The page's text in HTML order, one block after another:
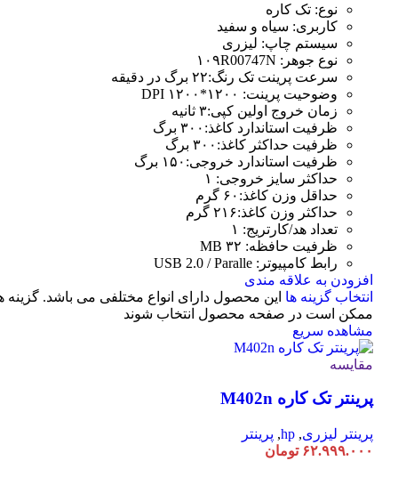
نوع: تک کاره
کاربری: سیاه و سفید
سیستم چاپ: لیزری
نوع جوهر: ۱۰۹R00747N
سرعت پرینت تک رنگ:۲۲ برگ در دقیقه
وضوحیت پرینت: ۱۲۰۰*۱۲۰۰ DPI
زمان خروج اولین کپی:۳ ثانیه
ظرفیت استاندارد کاغذ:۳۰۰ برگ
ظرفیت حداکثر کاغذ:۳۰۰ برگ
ظرفیت استاندارد خروجی:۱۵۰ برگ
حداکثر سایز خروجی: ۱
حداقل وزن کاغذ:۶۰ گرم
حداکثر وزن کاغذ:۲۱۶ گرم
تعداد هد/کارتریج: ۱
ظرفیت حافظه: ۳۲ MB
رابط کامپیوتر: USB 2.0 / Paralle
افزودن به علاقه مندی
انتخاب گزینه ها این محصول دارای انواع مختلفی می باشد. گزینه
ممکن است در صفحه محصول انتخاب شوند
مشاهده سریع
مقایسه
پرینتر تک کاره M402n
پرینتر لیزری,
hp
, پرینتر
۶۲.۹۹۹.۰۰۰ تومان